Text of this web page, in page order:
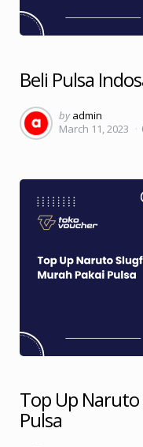
Beli Pulsa
Posted
by
by admin
March 11, 2023
Top Up
Pulsa